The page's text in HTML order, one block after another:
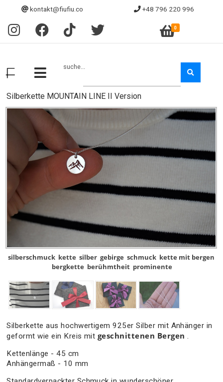
kontakt@fiufiu.co +48 796 220 996
0
suche...
Silberkette MOUNTAIN LINE II Version
silberschmuck kette silber gebirge schmuck kette mit bergen
bergkette berühmtheit prominente
Silberkette aus hochwertigem 925er Silber mit Anhänger in
geformt wie ein Kreis mit geschnittenen Bergen .
Kettenlänge - 45 cm
Anhängermaß - 10 mm